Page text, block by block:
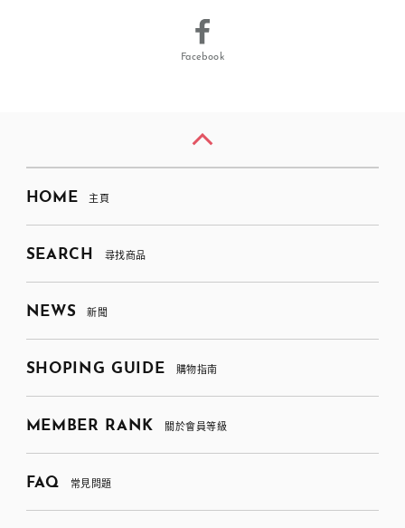
Facebook
HOME 主頁
SEARCH 尋找商品
NEWS 新聞
SHOPING GUIDE 購物指南
MEMBER RANK 關於會員等級
FAQ 常見問題